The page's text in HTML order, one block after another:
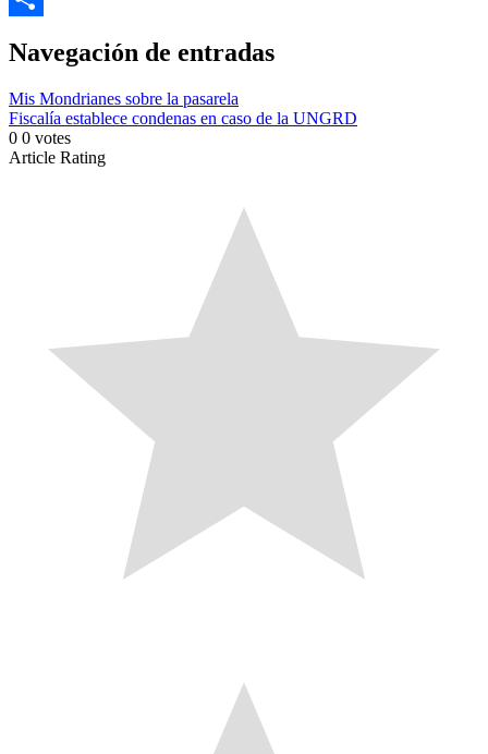
Navegación de entradas
Mis Mondrianes sobre la pasarela
Fiscalía establece condenas en caso de la UNGRD
0 0 votes
Article Rating